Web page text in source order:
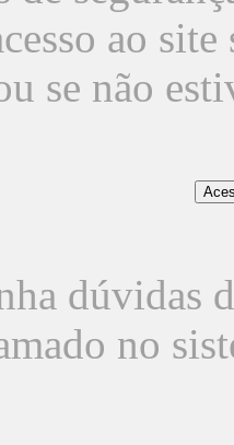
ao
se não
dúvidas
no